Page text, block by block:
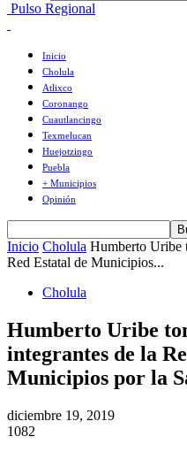
Pulso Regional
Inicio
Cholula
Atlixco
Coronango
Cuautlancingo
Texmelucan
Huejotzingo
Puebla
+ Municipios
Opinión
Inicio Cholula Humberto Uribe
Red Estatal de Municipios...
Cholula
Humberto Uribe
integrantes de la
Municipios por la
diciembre 19, 2019
1082